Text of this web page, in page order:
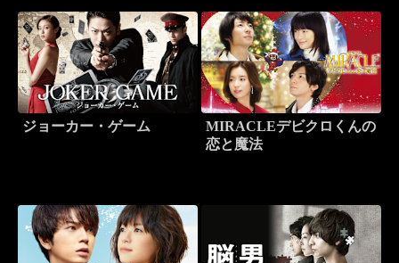
ジョーカー・ゲーム
MIRACLEデビクロくんの
恋と魔法